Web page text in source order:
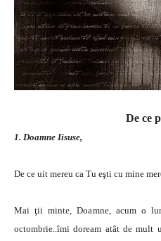
De ce
1. Doamne Iisuse,
De ce uit mereu ca Tu eşti cu mine
Mai ţii minte, Doamne, acum o
octombrie..îmi doream atât de